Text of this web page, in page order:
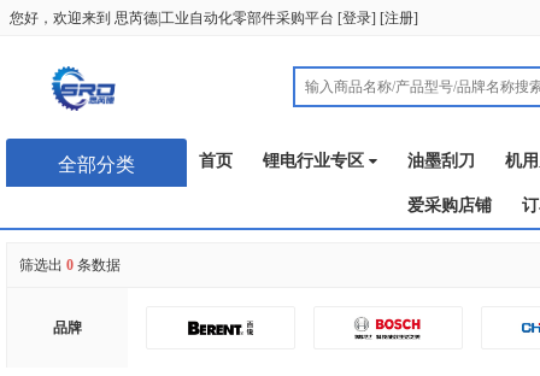
您好，欢迎来到 思芮德|工业自动化零部件采购平台 [登录] [注册]
全部分类 首页 锂电行业专区 油墨刮刀 机
爱采购店铺
筛选出 0 条数据
品牌